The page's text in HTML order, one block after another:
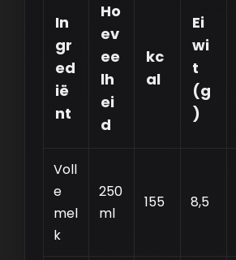
In
gr
ed
ië
nt
Ho
ev
ee
lh
ei
d
kc
al
Ei
wi
t
(g
)
Voll
e
mel
k
250
ml
155 8,5